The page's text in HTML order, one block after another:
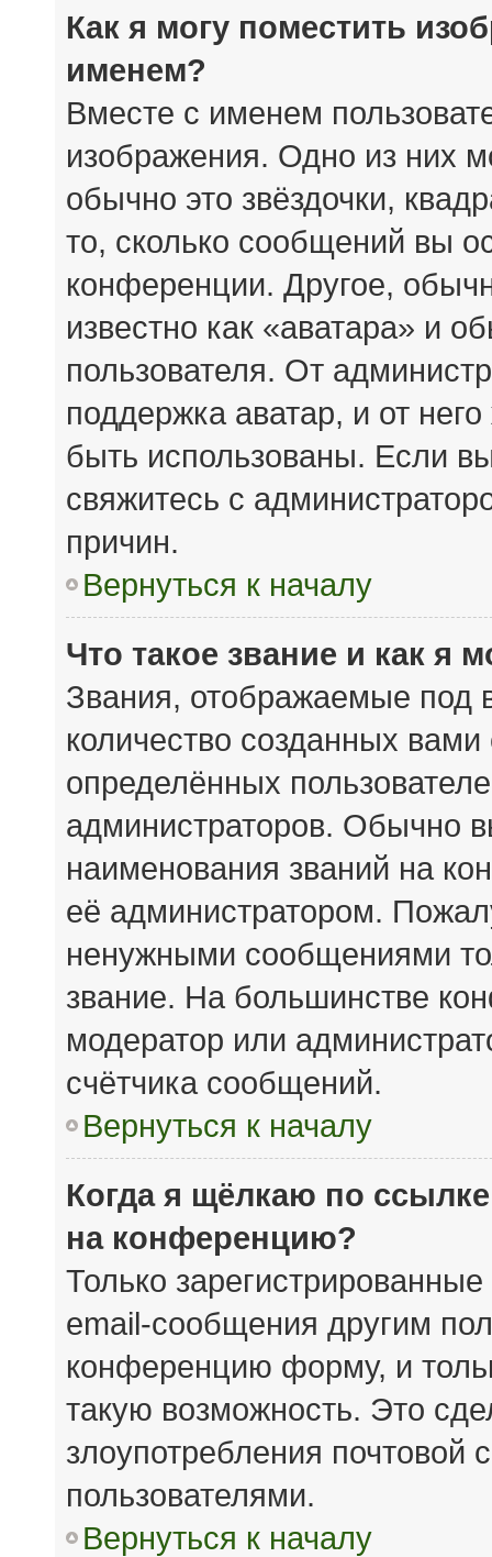
Как я могу поместить
именем?
Вместе с именем
изображения. Одно из них
обычно это звёздочки,
то, сколько сообщений вы
конференции. Другое,
известно как «аватара» и
пользователя. От
поддержка аватар, и от
быть использованы. Если
свяжитесь с
причин.
Вернуться к началу
Что такое звание и как я
Звания, отображаемые
количество созданных
определённых
администраторов. Обычно
наименования званий на
её администратором.
ненужными сообщениями
звание. На большинстве
модератор или
счётчика сообщений.
Вернуться к началу
Когда я щёлкаю по
на конференцию?
Только
email-сообщения другим
конференцию форму, и
такую возможность. Это
злоупотребления
пользователями.
Вернуться к началу